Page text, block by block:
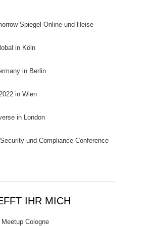
Spiegel Online und Heise
in Köln
in Berlin
in Wien
in London
und Compliance Conference
IHR MICH
Cologne